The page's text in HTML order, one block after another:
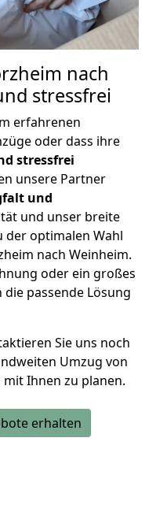
nach
stressfrei
erfahrenen
oder dass ihre
stressfrei
unsere Partner
und
und unser breite
der optimalen Wahl
nach Weinheim.
oder ein großes
passende Lösung
Sie uns noch
Umzug von
Ihnen zu planen.
erhalten